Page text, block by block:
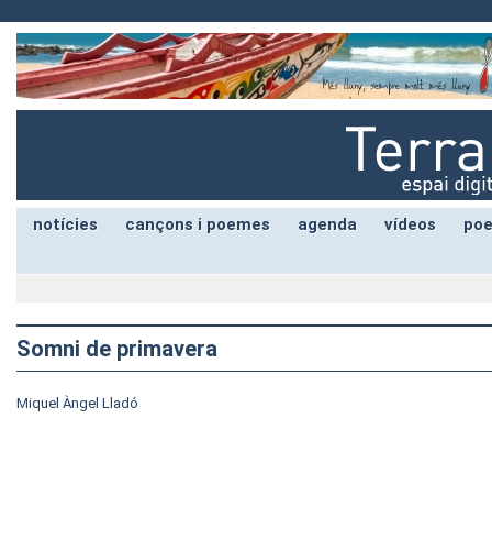
notícies cançons i poemes agenda vídeos
Somni de primavera
Miquel Àngel Lladó